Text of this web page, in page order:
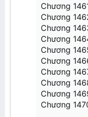
Chương 16: Tiêu Trữ
Chương 17: Xung
Chương 18: Huyền
Chương 19: Huấn
Chương 20: Phách
Chương 21: Nhị
Chương 22: Thanh
Chương 23: Tranh
Chương 24: Nhất
Chương 25: Tiễn
Chương 26: Khổ tu
Chương 27: Trùng
Chương 28:
Chương 29: Trọng
Chương
Chương
Chương
Chương
Chương
Chương
Chương
Chương
Chương
Chương